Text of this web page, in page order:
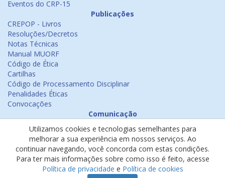
Eventos do CRP-15
Publicações
CREPOP - Livros
Resoluções/Decretos
Notas Técnicas
Manual MUORF
Código de Ética
Cartilhas
Código de Processamento Disciplinar
Penalidades Éticas
Convocações
Comunicação
Emissão de Certificados
Psicologia na Mídia
Ouvidoria
Política de cookies
Política de privacidade
Utilizamos cookies e tecnologias semelhantes para
melhorar a sua experiência em nossos serviços. Ao
continuar navegando, você concorda com estas condições.
Para ter mais informações sobre como isso é feito, acesse
Política de privacidade e Política de cookies